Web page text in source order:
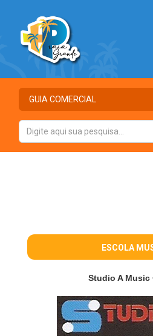
ESCOLA
Studio A Music